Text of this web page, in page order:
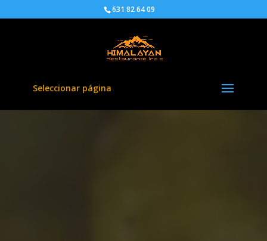
631 82 64 09
Seleccionar página